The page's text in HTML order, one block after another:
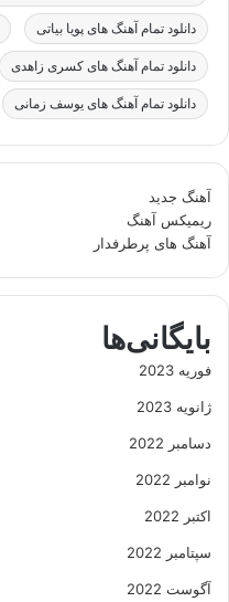
دانلود تمام آهنگ های پویا بیاتی
دانلود تمام آهنگ های کسری زاهدی
دانلود تمام آهنگ های یوسف زمانی
آهنگ جدید
ریمیکس آهنگ
آهنگ های پرطرفدار
بایگانی‌ها
فوریه 2023
ژانویه 2023
دسامبر 2022
نوامبر 2022
اکتبر 2022
سپتامبر 2022
آگوست 2022